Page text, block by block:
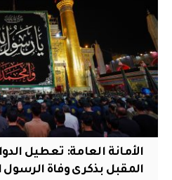
الأمانة العامة: تعطيل
المقبل بذكرى وفاة